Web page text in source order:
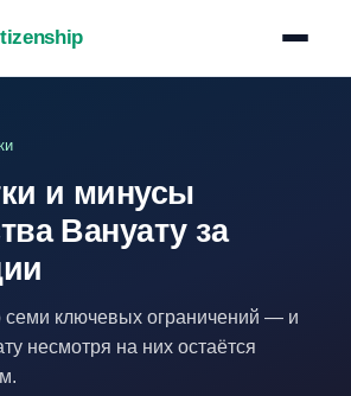
и минусы
Вануату за
семи ключевых ограничений — и
несмотря на них остаётся